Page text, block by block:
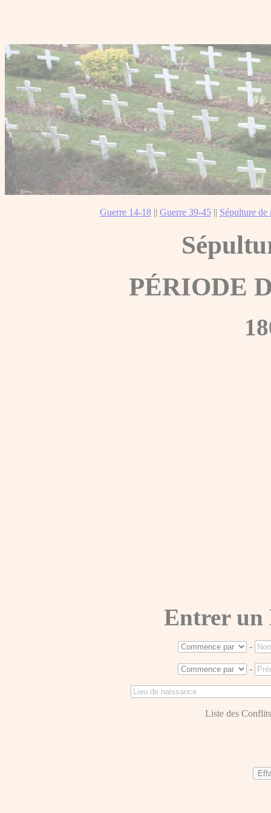
Guerre 14-18|| Guerre 39-45|| Sépulture de
PÉRIODE
Entrer un
-
-
Liste des